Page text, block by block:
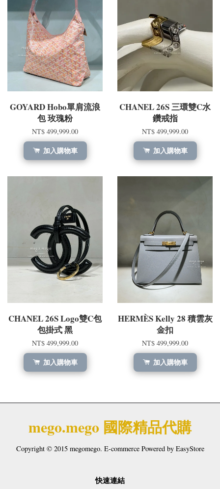
GOYARD Hobo單肩流浪
包 玫瑰粉
NT$ 499,999.00
加入購物車
CHANEL 26S 三環雙C水
鑽戒指
NT$ 499,999.00
加入購物車
CHANEL 26S Logo雙C包
包掛式 黑
NT$ 499,999.00
加入購物車
HERMÈS Kelly 28 積雲灰
金扣
NT$ 499,999.00
加入購物車
mego.mego 國際精品代購
Copyright © 2015 megomego. E-commerce Powered by EasyStore
快速連結